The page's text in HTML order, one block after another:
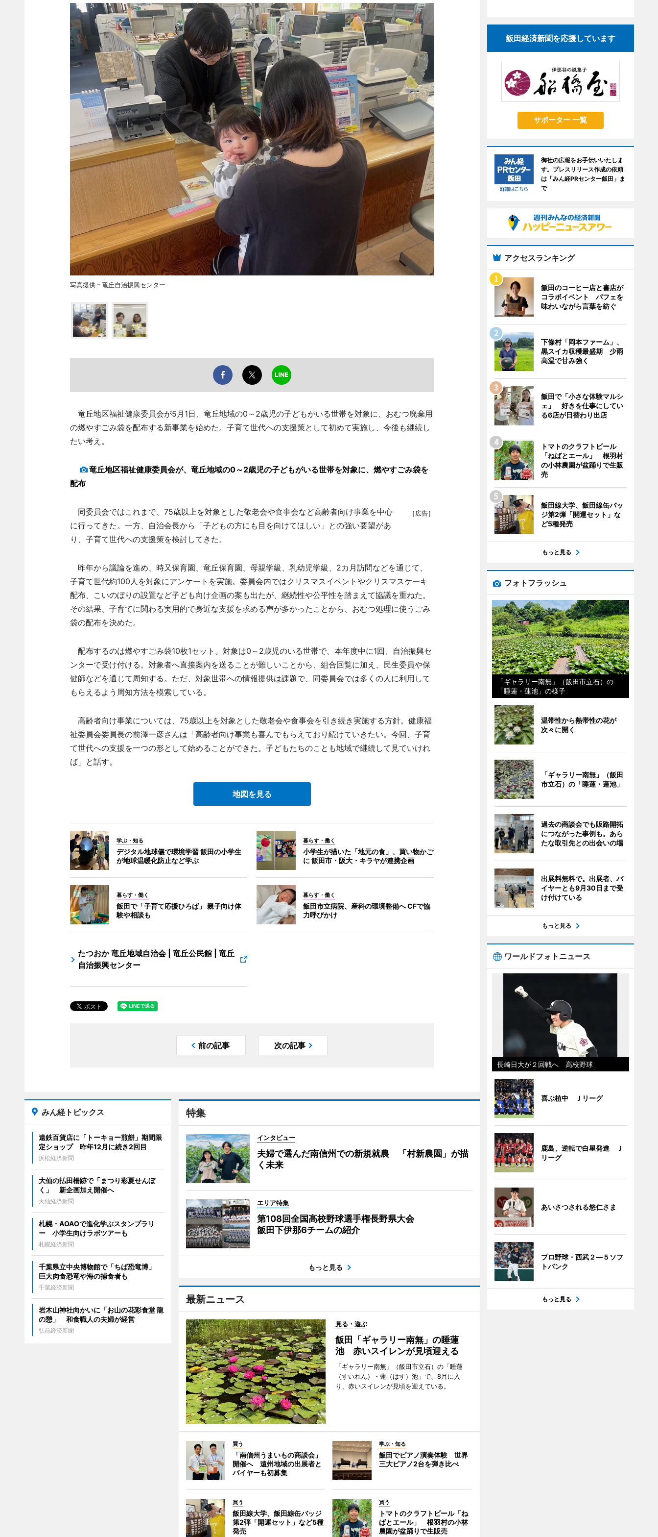
写真提供＝竜丘自治振興センター
竜丘地区福祉健康委員会が5月1日、竜丘地域の0～2歳児の子どもがいる世帯を対象に、おむつ廃棄用
の燃やすごみ袋を配布する新事業を始めた。子育て世代への支援策として初めて実施し、今後も継続し
たい考え。
竜丘地区福祉健康委員会が、竜丘地域の0～2歳児の子どもがいる世帯を対象に、燃やすごみ袋を
配布
［広告］
同委員会ではこれまで、75歳以上を対象とした敬老会や食事会など高齢者向け事業を中心
に行ってきた。一方、自治会長から「子どもの方にも目を向けてほしい」との強い要望があ
り、子育て世代への支援策を検討してきた。
昨年から議論を進め、時又保育園、竜丘保育園、母親学級、乳幼児学級、2カ月訪問などを通じて、
子育て世代約100人を対象にアンケートを実施。委員会内ではクリスマスイベントやクリスマスケーキ
配布、こいのぼりの設置など子ども向け企画の案も出たが、継続性や公平性を踏まえて協議を重ねた。
その結果、子育てに関わる実用的で身近な支援を求める声が多かったことから、おむつ処理に使うごみ
袋の配布を決めた。
配布するのは燃やすごみ袋10枚1セット。対象は0～2歳児のいる世帯で、本年度中に1回、自治振興セ
ンターで受け付ける。対象者へ直接案内を送ることが難しいことから、組合回覧に加え、民生委員や保
健師などを通じて周知する。ただ、対象世帯への情報提供は課題で、同委員会では多くの人に利用して
もらえるよう周知方法を模索している。
高齢者向け事業については、75歳以上を対象とした敬老会や食事会を引き続き実施する方針。健康福
祉委員会委員長の前澤一彦さんは「高齢者向け事業も喜んでもらえており続けていきたい。今回、子育
て世代への支援を一つの形として始めることができた。子どもたちのことも地域で継続して見ていけれ
ば」と話す。
地図を見る
学ぶ・知る
デジタル地球儀で環境学習 飯田の小学生
が地球温暖化防止など学ぶ
暮らす・働く
小学生が描いた「地元の食」、買い物かご
に 飯田市・阪大・キラヤが連携企画
暮らす・働く
飯田で「子育て応援ひろば」 親子向け体
験や相談も
暮らす・働く
飯田市立病院、産科の環境整備へ CFで協
力呼びかけ
たつおか 竜丘地域自治会 | 竜丘公民館 | 竜丘
自治振興センター
前の記事 次の記事
特集
インタビュー
夫婦で選んだ南信州での新規就農 「村新農園」が描
く未来
エリア特集
第108回全国高校野球選手権長野県大会
飯田下伊那6チームの紹介
もっと見る
最新ニュース
見る・遊ぶ
飯田「ギャラリー南無」の睡蓮
池 赤いスイレンが見頃迎える
「ギャラリー南無」（飯田市立石）の「睡蓮
（すいれん）・蓮（はす）池」で、8月に入
り、赤いスイレンが見頃を迎えている。
買う
「南信州うまいもの商談会」
開催へ 遠州地域の出展者と
バイヤーも初募集
学ぶ・知る
飯田でピアノ演奏体験 世界
三大ピアノ2台を弾き比べ
買う
飯田線大学、飯田線缶バッジ
第2弾「開運セット」など5種
発売
買う
トマトのクラフトビール「ね
ばとエール」 根羽村の小林
農園が盆踊りで生販売
みん経トピックス
遠鉄百貨店に「トーキョー煎餅」期間限
定ショップ 昨年12月に続き2回目
浜松経済新聞
大仙の払田柵跡で「まつり彩夏せんぼ
く」 新企画加え開催へ
大仙経済新聞
札幌・AOAOで進化学ぶスタンプラリ
ー 小学生向けラボツアーも
札幌経済新聞
千葉県立中央博物館で「ちば恐竜博」
巨大肉食恐竜や海の捕食者も
千葉経済新聞
岩木山神社向かいに「お山の花彩食堂 龍
の憩」 和食職人の夫婦が経営
弘前経済新聞
飯田経済新聞を応援しています
サポーター 一覧
御社の広報をお手伝いいたしま
す。プレスリリース作成の依頼
は「みん経PRセンター飯田」ま
で
アクセスランキング
飯田のコーヒー店と書店が
コラボイベント パフェを
味わいながら言葉を紡ぐ
下條村「岡本ファーム」、
黒スイカ収穫最盛期 少雨
高温で甘み強く
飯田で「小さな体験マルシ
ェ」 好きを仕事にしてい
る6店が日替わり出店
トマトのクラフトビール
「ねばとエール」 根羽村
の小林農園が盆踊りで生販
売
飯田線大学、飯田線缶バッ
ジ第2弾「開運セット」な
ど5種発売
もっと見る
フォトフラッシュ
「ギャラリー南無」（飯田市立石）の
「睡蓮・蓮池」の様子
温帯性から熱帯性の花が
次々に開く
「ギャラリー南無」（飯田
市立石）の「睡蓮・蓮池」
過去の商談会でも販路開拓
につながった事例も。あら
たな取引先との出会いの場
出展料無料で。出展者、バ
イヤーとも9月30日まで受
け付けている
もっと見る
ワールドフォトニュース
長崎日大が２回戦へ 高校野球
喜ぶ植中 Ｊリーグ
鹿島、逆転で白星発進 Ｊ
リーグ
あいさつされる悠仁さま
プロ野球・西武２―５ソフ
トバンク
もっと見る